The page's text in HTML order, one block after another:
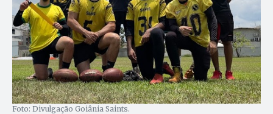
Foto: Divulgação Goiânia Saints.